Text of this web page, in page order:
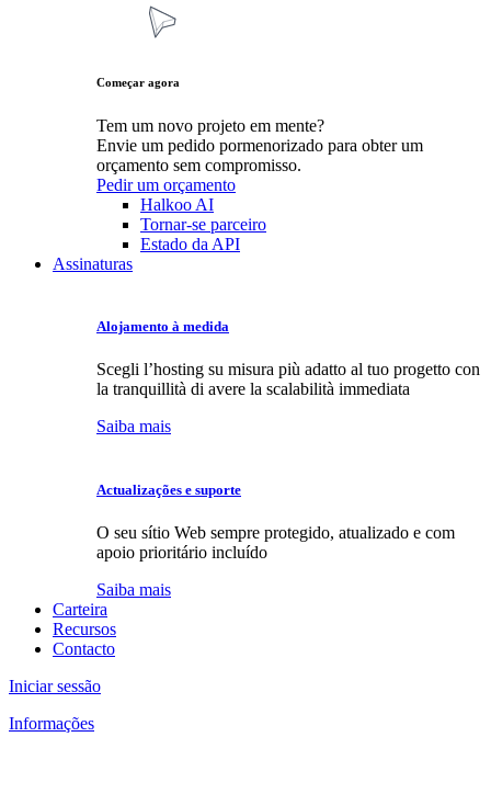
Começar agora
Tem um novo projeto em mente?
Envie um pedido pormenorizado para obter um
orçamento sem compromisso.
Pedir um orçamento
Halkoo AI
Tornar-se parceiro
Estado da API
Assinaturas
Alojamento à medida
Scegli l’hosting su misura più adatto al tuo progetto con
la tranquillità di avere la scalabilità immediata
Saiba mais
Actualizações e suporte
O seu sítio Web sempre protegido, atualizado e com
apoio prioritário incluído
Saiba mais
Carteira
Recursos
Contacto
Iniciar sessão
Informações